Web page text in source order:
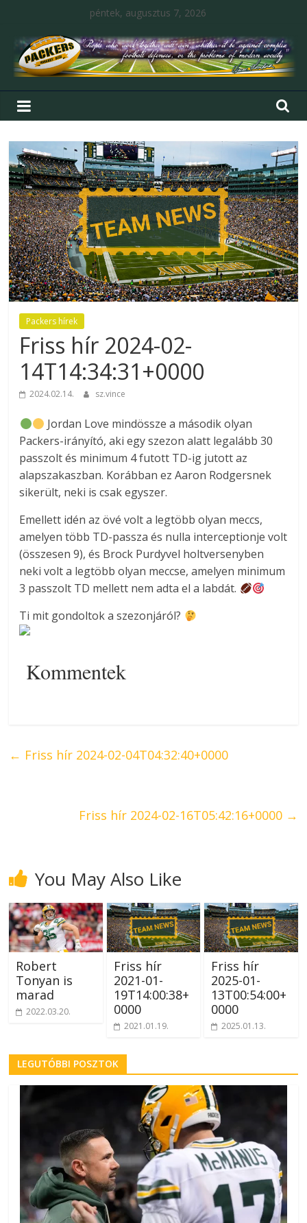
péntek, augusztus 7, 2026
Packers hírek
Friss hír 2024-02-
14T14:34:31+0000
2024.02.14. sz.vince
Jordan Love mindössze a második olyan
Packers-irányító, aki egy szezon alatt legalább 30
passzolt és minimum 4 futott TD-ig jutott az
alapszakaszban. Korábban ez Aaron Rodgersnek
sikerült, neki is csak egyszer.
Emellett idén az övé volt a legtöbb olyan meccs,
amelyen több TD-passza és nulla interceptionje volt
(összesen 9), és Brock Purdyvel holtversenyben
neki volt a legtöbb olyan meccse, amelyen minimum
3 passzolt TD mellett nem adta el a labdát.
Ti mit gondoltok a szezonjáról?
Kommentek
← Friss hír 2024-02-04T04:32:40+0000
Friss hír 2024-02-16T05:42:16+0000 →
You May Also Like
Robert
Tonyan is
marad
2022.03.20.
Friss hír
2021-01-
19T14:00:38+
0000
2021.01.19.
Friss hír
2025-01-
13T00:54:00+
0000
2025.01.13.
LEGUTÓBBI POSZTOK